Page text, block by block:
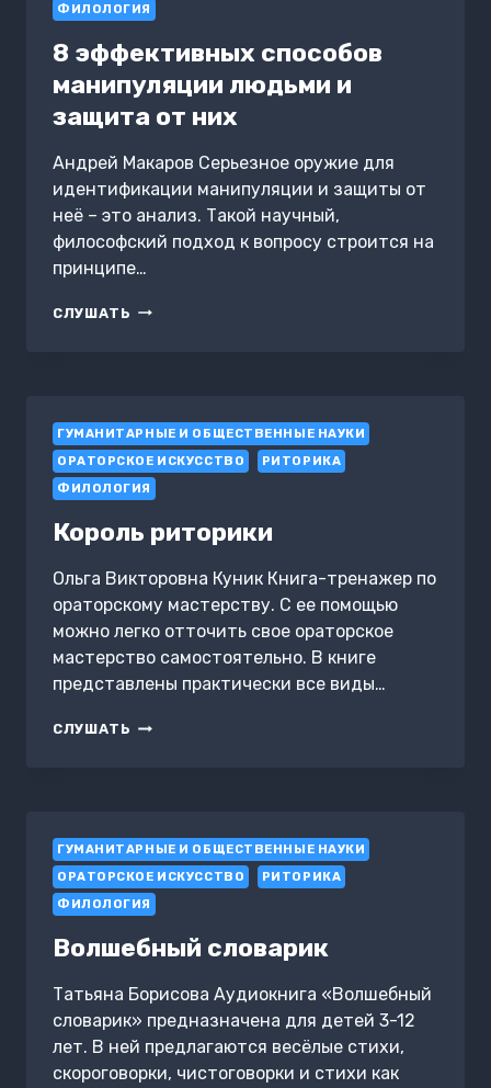
ФИЛОЛОГИЯ
8 эффективных способов
манипуляции людьми и
защита от них
Андрей Макаров Серьезное оружие для
идентификации манипуляции и защиты от
неё – это анализ. Такой научный,
философский подход к вопросу строится на
принципе…
СЛУШАТЬ 8
ЗАЩИТА
ОТ
НИХ
ГУМАНИТАРНЫЕ И ОБЩЕСТВЕННЫЕ НАУКИ
ОРАТОРСКОЕ ИСКУССТВО
РИТОРИКА
ФИЛОЛОГИЯ
Король риторики
Ольга Викторовна Куник Книга-тренажер по
ораторскому мастерству. С ее помощью
можно легко отточить свое ораторское
мастерство самостоятельно. В книге
представлены практически все виды…
СЛУШАТЬ КОРОЛЬ
ГУМАНИТАРНЫЕ И ОБЩЕСТВЕННЫЕ НАУКИ
ОРАТОРСКОЕ ИСКУССТВО
РИТОРИКА
ФИЛОЛОГИЯ
Волшебный словарик
Татьяна Борисова Аудиокнига «Волшебный
словарик» предназначена для детей 3-12
лет. В ней предлагаются весёлые стихи,
скороговорки, чистоговорки и стихи как